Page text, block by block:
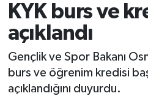
KYK burs ve
açıklandı
Gençlik ve Spor Bakanı
burs ve öğrenim kredisi
açıklandığını duyurdu.
Magazin
Siyaset
Spor
Trafik Durumu
Süper Lig Puan Durumu
Tüm Manşetler